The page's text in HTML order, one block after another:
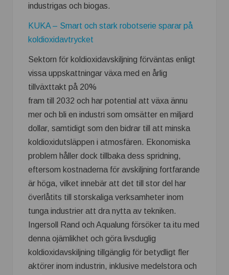
industrigas och biogas.
KUKA – Smart och stark robotserie sparar på
koldioxidavtrycket
Sektorn för koldioxidavskiljning förväntas enligt
vissa uppskattningar växa med en årlig
tillväxttakt på 20%
fram till 2032 och har potential att växa ännu
mer och bli en industri som omsätter en miljard
dollar, samtidigt som den bidrar till att minska
koldioxidutsläppen i atmosfären. Ekonomiska
problem håller dock tillbaka dess spridning,
eftersom kostnaderna för avskiljning fortfarande
är höga, vilket innebär att det till stor del har
överlåtits till storskaliga verksamheter inom
tunga industrier att dra nytta av tekniken.
Ingersoll Rand och Aqualung försöker ta itu med
denna ojämlikhet och göra livsduglig
koldioxidavskiljning tillgänglig för betydligt fler
aktörer inom industrin, inklusive medelstora och